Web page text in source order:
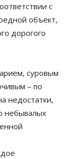
с
объект,
дорогого
суровым
– по
недостатки,
небывалых